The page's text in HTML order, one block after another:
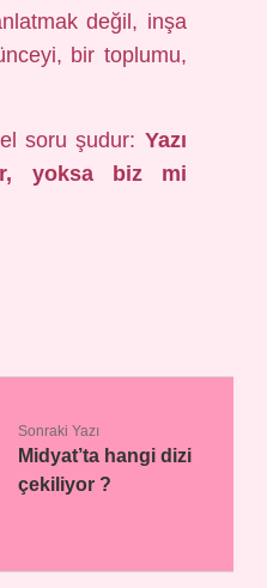
değil, inşa
bir toplumu,
soru şudur: Yazı
yoksa biz mi
Sonraki Yazı
Midyat’ta hangi dizi
çekiliyor ?